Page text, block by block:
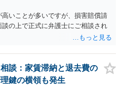
いことが多いですが、損害賠償請
の上で正式に弁護士にご相談され
談：家賃滞納と退去費の
鍵の横領も発生